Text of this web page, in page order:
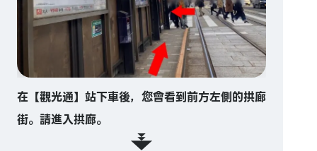
在【觀光通】站下車後，您會看到前方左側的拱廊
街。請進入拱廊。